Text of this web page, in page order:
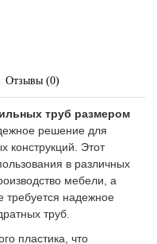
Отзывы (0)
труб размером
решение для
конструкций. Этот
в различных
мебели, а
требуется надежное
труб.
пластика, что